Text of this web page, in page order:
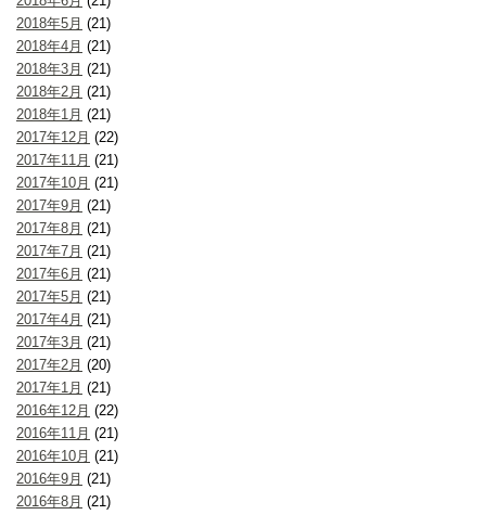
2018年5月 (21)
2018年4月 (21)
2018年3月 (21)
2018年2月 (21)
2018年1月 (21)
2017年12月 (22)
2017年11月 (21)
2017年10月 (21)
2017年9月 (21)
2017年8月 (21)
2017年7月 (21)
2017年6月 (21)
2017年5月 (21)
2017年4月 (21)
2017年3月 (21)
2017年2月 (20)
2017年1月 (21)
2016年12月 (22)
2016年11月 (21)
2016年10月 (21)
2016年9月 (21)
2016年8月 (21)